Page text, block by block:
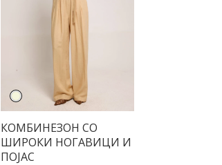
КОМБИНЕЗОН СО
ШИРОКИ НОГАВИЦИ И
ПОЈАС